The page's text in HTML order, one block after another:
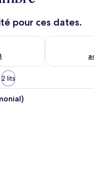
pour ces dates.
ce soir août 7 - août 8
Vérifier la
2 lits
Une chambre d’hôtel